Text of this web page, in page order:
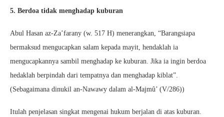
5. Berdoa tidak menghadap kuburan
Abul Hasan az-Za’farany (w. 517 H) menerangkan, “Barangsiapa
bermaksud mengucapkan salam kepada mayit, hendaklah ia
mengucapkannya sambil menghadap ke kuburan. Jika ia ingin berdoa
hedaklah berpindah dari tempatnya dan menghadap kiblat”.
(Sebagaimana dinukil an-Nawawy dalam al-Majmû’ (V/286))
Itulah penjelasan singkat mengenai hukum berjalan di atas kuburan.